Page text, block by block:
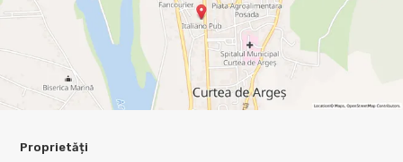
Proprietăți